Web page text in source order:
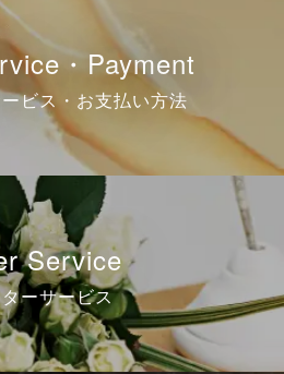
・Payment
ビス・お支払い方法
Service
ーサービス